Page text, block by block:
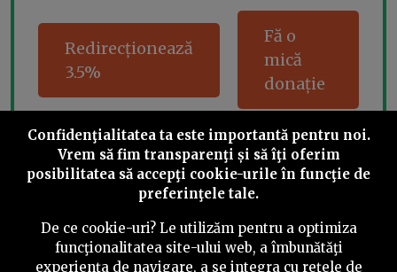
Redirecționează
3.5%
Fă o
mică
donație
Share this
Confidenţialitatea ta este importantă pentru noi.
Vrem să fim transparenţi și să îţi oferim
posibilitatea să accepţi cookie-urile în funcţie de
preferinţele tale.
De ce cookie-uri? Le utilizăm pentru a optimiza
funcţionalitatea site-ului web, a îmbunătăţi
experienţa de navigare, a se integra cu reţele de